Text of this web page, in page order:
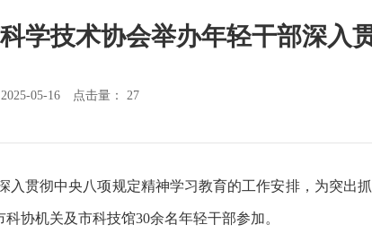
学技术协会举办年轻干部深入
05-16 点击量： 27
入贯彻中央八项规定精神学习教育的工作安排，为突出
协机关及市科技馆30余名年轻干部参加。